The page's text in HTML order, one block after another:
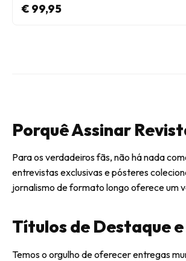
€ 99,95
Porquê Assinar
Para os verdadeiros fãs, não há nada
entrevistas exclusivas e pósteres
jornalismo de formato longo oferece um
Títulos de Destaque
Temos o orgulho de oferecer entregas